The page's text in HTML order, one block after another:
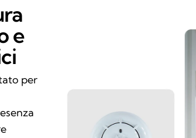
e
per